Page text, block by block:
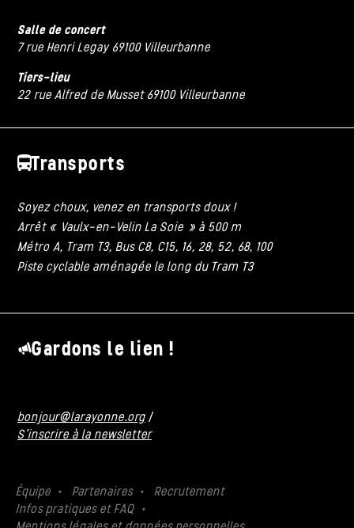
Salle de concert
7 rue Henri Legay 69100 Villeurbanne
Tiers-lieu
22 rue Alfred de Musset 69100 Villeurbanne
Transports
Soyez choux, venez en transports doux !
Arrêt « Vaulx-en-Velin La Soie » à 500 m
Métro A, Tram T3, Bus C8, C15, 16, 28, 52, 68, 100
Piste cyclable aménagée le long du Tram T3
Gardons le lien !
bonjour@larayonne.org /
S'inscrire à la newsletter
Équipe Partenaires
Recrutement
Infos pratiques et FAQ